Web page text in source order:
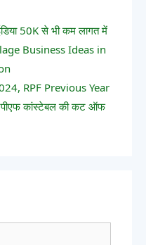
50K से भी कम लागत में
Business Ideas in
RPF Previous Year
कांस्टेबल की कट ऑफ